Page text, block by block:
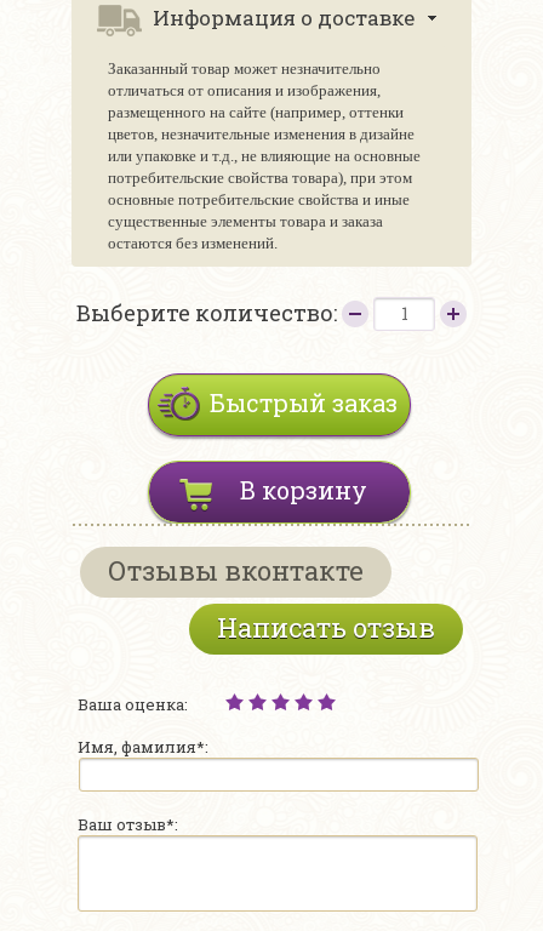
Информация о доставке
Заказанный товар может незначительно
отличаться от описания и изображения,
размещенного на сайте (например, оттенки
цветов, незначительные изменения в дизайне
или упаковке и т.д., не влияющие на основные
потребительские свойства товара), при этом
основные потребительские свойства и иные
существенные элементы товара и заказа
остаются без изменений.
Выберите количество:
Быстрый заказ
В корзину
Отзывы вконтакте
Написать отзыв
Ваша оценка:
Имя, фамилия*:
Ваш отзыв*: